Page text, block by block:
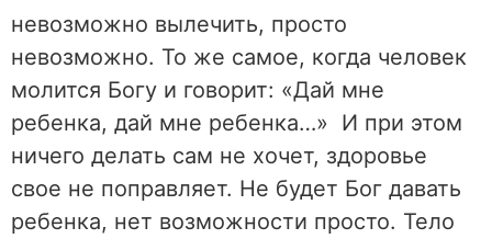
невозможно вылечить, просто
невозможно. То же самое, когда человек
молится Богу и говорит: «Дай мне
ребенка, дай мне ребенка…» И при этом
ничего делать сам не хочет, здоровье
свое не поправляет. Не будет Бог давать
ребенка, нет возможности просто. Тело